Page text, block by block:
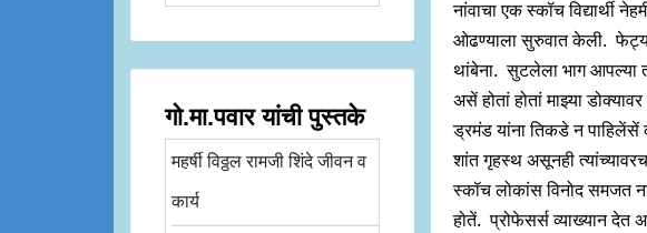
गो.मा.पवार यांची पुस्तके
महर्षी विठ्ठल रामजी शिंदे जीवन व
कार्य
नांवाचा एक स्कॉच विद्यार्थी
ओढण्याला सुरुवात केली.
थांबेना. सुटलेला भाग आपल्या
असें होतां होतां माझ्या
ड्रमंड यांना तिकडे न
शांत गृहस्थ असूनही
स्कॉच लोकांस विनोद समजत
होतें. प्रोफेसर्स व्याख्यान देत